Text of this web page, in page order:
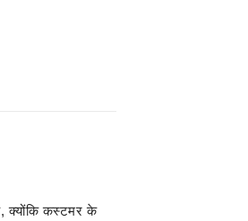
क्योंकि कस्टमर के